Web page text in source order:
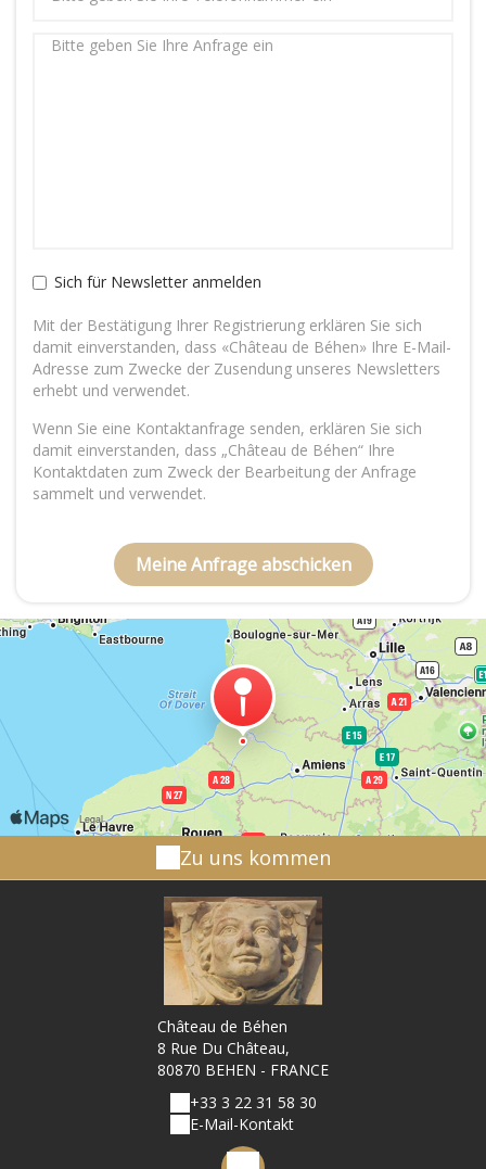
Sich für Newsletter anmelden
Mit der Bestätigung Ihrer Registrierung erklären Sie sich
damit einverstanden, dass «Château de Béhen» Ihre E-Mail-
Adresse zum Zwecke der Zusendung unseres Newsletters
erhebt und verwendet.
Wenn Sie eine Kontaktanfrage senden, erklären Sie sich
damit einverstanden, dass „Château de Béhen“ Ihre
Kontaktdaten zum Zweck der Bearbeitung der Anfrage
sammelt und verwendet.
Zu uns kommen
Château de Béhen
8 Rue Du Château,
80870 BEHEN - FRANCE
+33 3 22 31 58 30
E-Mail-Kontakt